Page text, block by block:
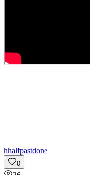
hhalfpastdone
0